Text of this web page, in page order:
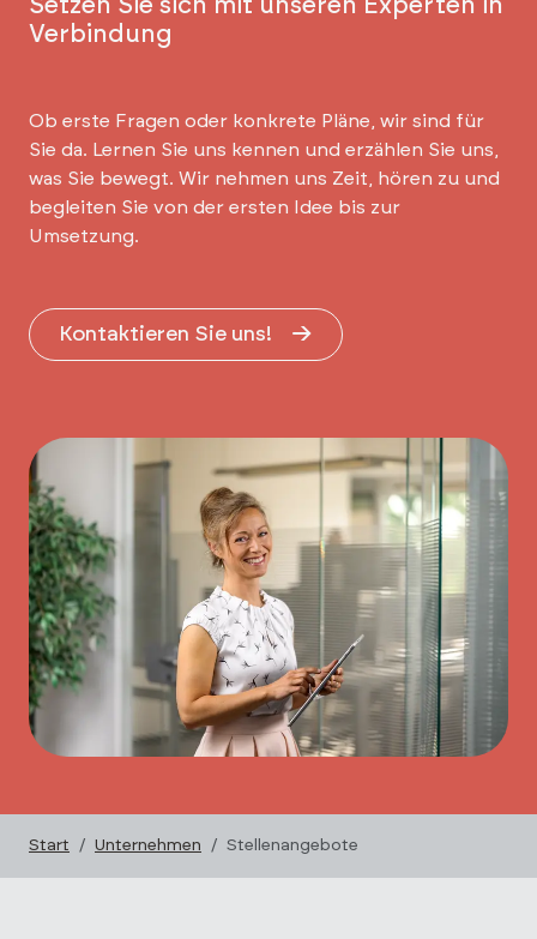
Verbindung
Ob erste Fragen oder konkrete Pläne, wir sind für
Sie da. Lernen Sie uns kennen und erzählen Sie uns,
was Sie bewegt. Wir nehmen uns Zeit, hören zu und
begleiten Sie von der ersten Idee bis zur
Umsetzung.
Kontaktieren Sie uns!
Start Unternehmen Stellenangebote